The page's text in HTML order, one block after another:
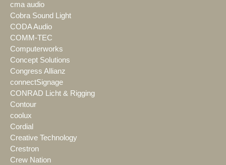
cma audio
Cobra Sound Light
CODA Audio
COMM-TEC
Computerworks
Concept Solutions
Congress Allianz
connectSignage
CONRAD Licht & Rigging
Contour
coolux
Cordial
Creative Technology
Crestron
Crew Nation